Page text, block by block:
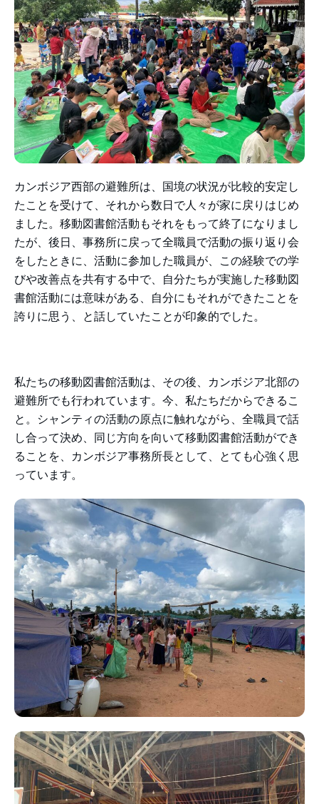
カンボジア西部の避難所は、国境の状況が比較的安定し
たことを受けて、それから数日で人々が家に戻りはじめ
ました。移動図書館活動もそれをもって終了になりまし
たが、後日、事務所に戻って全職員で活動の振り返り会
をしたときに、活動に参加した職員が、この経験での学
びや改善点を共有する中で、自分たちが実施した移動図
書館活動には意味がある、自分にもそれができたことを
誇りに思う、と話していたことが印象的でした。
私たちの移動図書館活動は、その後、カンボジア北部の
避難所でも行われています。今、私たちだからできるこ
と。シャンティの活動の原点に触れながら、全職員で話
し合って決め、同じ方向を向いて移動図書館活動ができ
ることを、カンボジア事務所長として、とても心強く思
っています。